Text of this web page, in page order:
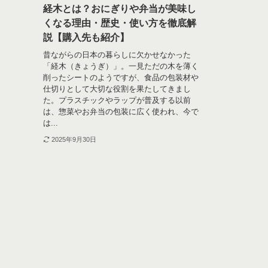
経木とは？おにぎりや弁当が美味し
くなる理由・歴史・使い方を徹底解
説【購入先も紹介】
昔ながらの日本の暮らしに欠かせなかった
「経木（きょうぎ）」。一見ただの木を薄く
削ったシートのようですが、食品の包装材や
仕切りとして大切な役割を果たしてきまし
た。プラスチックやラップが普及する以前
は、惣菜やお弁当の包装に広く使われ、今で
は...
2025年9月30日